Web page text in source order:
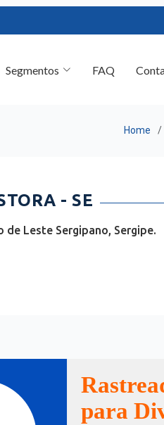
Home
- SE
Leste Sergipano, Sergipe.
para